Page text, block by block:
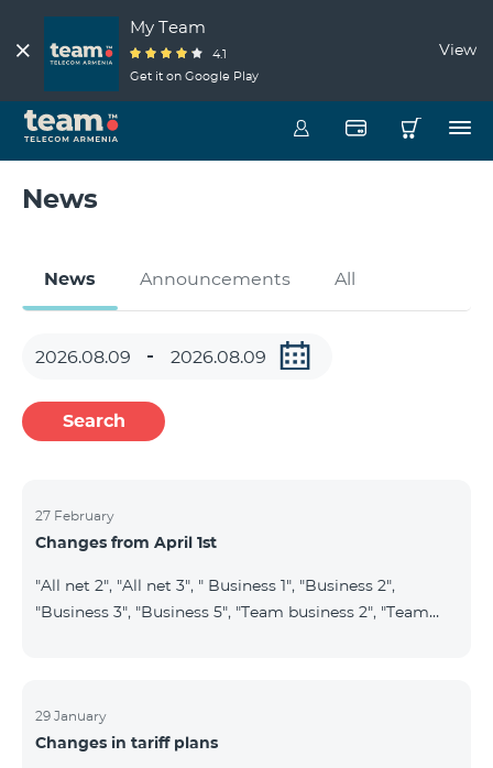
My Team
4.1
Get it on Google Play
View
News
News Announcements All
Search
27 February
Changes from April 1st
"All net 2", "All net 3", " Business 1", "Business 2",
"Business 3", "Business 5", "Team business 2", "Team
"Business Active", "Exclusive Business", "Best partner",
"Leader", "Leader S", "Yandex Economy", "Yandex
29 January
Changes in tariff plans